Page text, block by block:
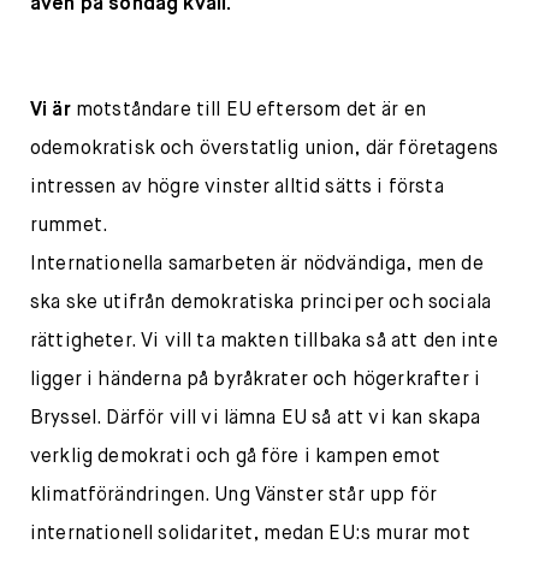
även på söndag kväll.
Vi ärmotståndare till EU eftersom det är en
odemokratisk och överstatlig union, där företagens
intressen av högre vinster alltid sätts i första
rummet.
Internationella samarbeten är nödvändiga, men de
ska ske utifrån demokratiska principer och sociala
rättigheter. Vi vill ta makten tillbaka så att den inte
ligger i händerna på byråkrater och högerkrafter i
Bryssel. Därför vill vi lämna EU så att vi kan skapa
verklig demokrati och gå före i kampen emot
klimatförändringen. Ung Vänster står upp för
internationell solidaritet, medan EU:s murar mot